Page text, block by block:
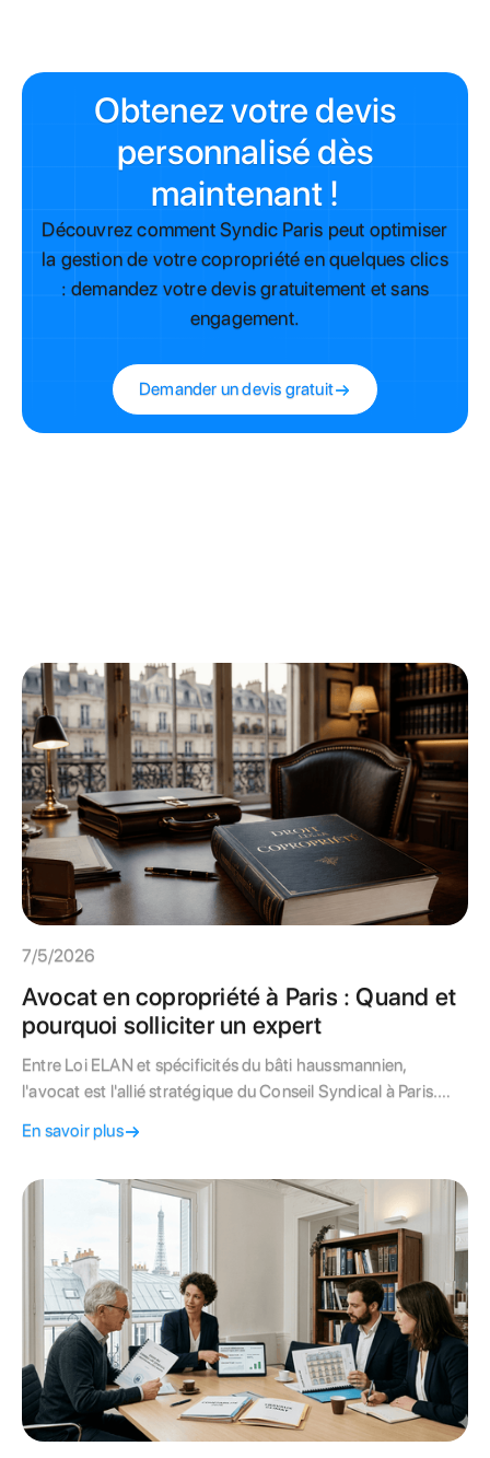
Obtenez votre devis
personnalisé dès
maintenant !
Découvrez comment Syndic Paris peut optimiser
la gestion de votre copropriété en quelques clics
: demandez votre devis gratuitement et sans
engagement.
Demander un devis gratuit
7/5/2026
Avocat en copropriété à Paris : Quand et
pourquoi solliciter un expert
Entre Loi ELAN et spécificités du bâti haussmannien,
l'avocat est l'allié stratégique du Conseil Syndical à Paris.
En savoir plus